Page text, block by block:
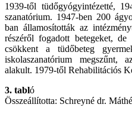
1939-től tüdőgyógyintézetté,
szanatórium. 1947-ben 200
ban államosították az
részéről fogadott betegeket,
csökkent a tüdőbeteg
iskolaszanatórium megszűnt,
alakult. 1979-től Rehabilitációs
3. tabló
Összeállította: Schreyné dr.